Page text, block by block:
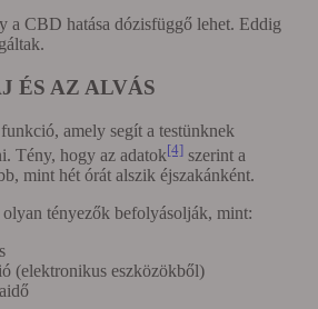
a CBD hatása dózisfüggő lehet. Eddig
ÉS AZ ALVÁS
amely segít a testünknek
Tény, hogy az adatok[4] szerint a
mint hét órát alszik éjszakánként.
tényezők befolyásolják, mint:
(elektronikus eszközökből)